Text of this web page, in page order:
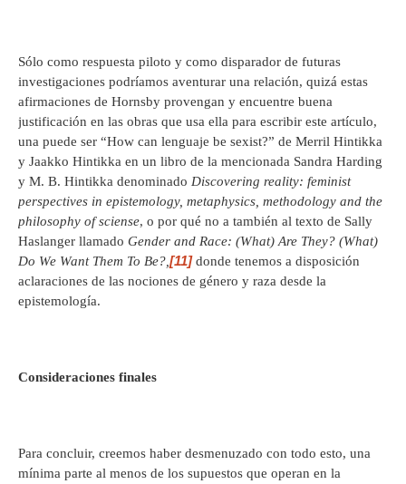
Sólo como respuesta piloto y como disparador de futuras
investigaciones podríamos aventurar una relación, quizá estas
afirmaciones de Hornsby provengan y encuentre buena
justificación en las obras que usa ella para escribir este artículo,
una puede ser “How can lenguaje be sexist?” de Merril Hintikka
y Jaakko Hintikka en un libro de la mencionada Sandra Harding
y M. B. Hintikka denominado Discovering reality: feminist
perspectives in epistemology, metaphysics, methodology and the
philosophy of sciense, o por qué no a también al texto de Sally
Haslanger llamado Gender and Race: (What) Are They? (What)
Do We Want Them To Be?, [11]donde tenemos a disposición
aclaraciones de las nociones de género y raza desde la
epistemología.
Consideraciones finales
Para concluir, creemos haber desmenuzado con todo esto, una
mínima parte al menos de los supuestos que operan en la